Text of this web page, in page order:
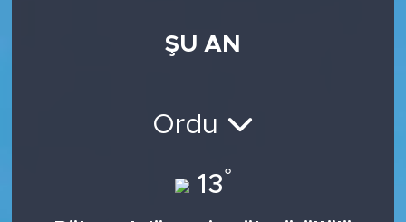
ŞU AN
Ordu
13°